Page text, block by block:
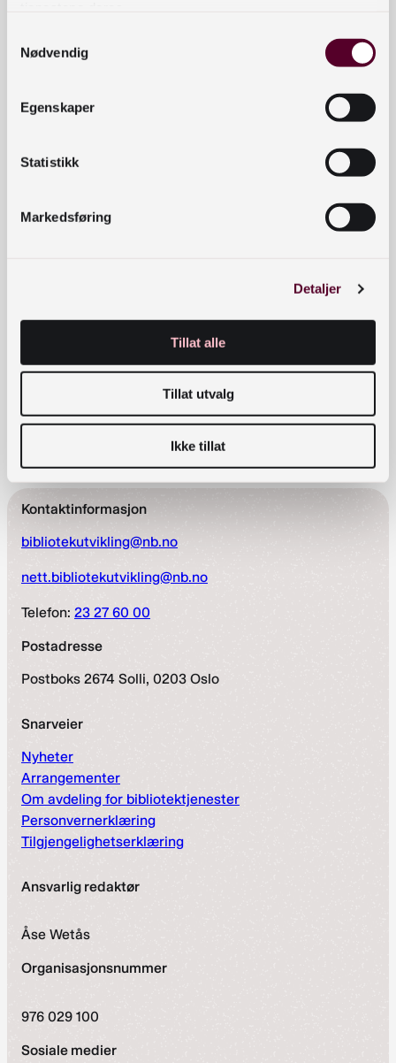
Nødvendig
Egenskaper
Statistikk
Markedsføring
Detaljer
Tillat alle
Tillat utvalg
Ikke tillat
for midlene blir fastsatt av Nasjonalbiblioteket i
tråd med disponering av spilleoverskudd fra
bibliotekstrategi 2024-2025.
Takk for at du meldte deg på Nasjonalbibliotekets
Meld deg på nyhetsbrev fra Bibliotekutvikling
Kontaktinformasjon
bibliotekutvikling@nb.no
nett.bibliotekutvikling@nb.no
Telefon: 23 27 60 00
Postadresse
Postboks 2674 Solli, 0203 Oslo
Snarveier
Nyheter
Arrangementer
Om avdeling for bibliotektjenester
Personvernerklæring
Tilgjengelighetserklæring
Ansvarlig redaktør
Åse Wetås
Organisasjonsnummer
976 029 100
Sosiale medier